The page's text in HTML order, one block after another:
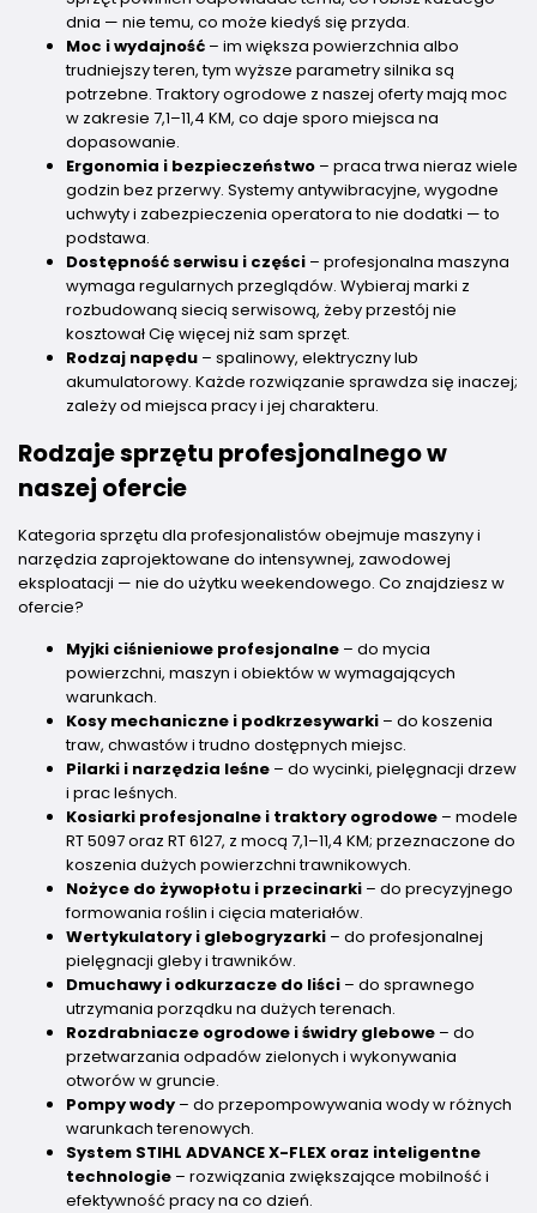
dnia — nie temu, co może kiedyś się przyda.
Moc i wydajność – im większa powierzchnia albo
trudniejszy teren, tym wyższe parametry silnika są
potrzebne. Traktory ogrodowe z naszej oferty mają moc
w zakresie 7,1–11,4 KM, co daje sporo miejsca na
dopasowanie.
Ergonomia i bezpieczeństwo – praca trwa nieraz wiele
godzin bez przerwy. Systemy antywibracyjne, wygodne
uchwyty i zabezpieczenia operatora to nie dodatki — to
podstawa.
Dostępność serwisu i części – profesjonalna maszyna
wymaga regularnych przeglądów. Wybieraj marki z
rozbudowaną siecią serwisową, żeby przestój nie
kosztował Cię więcej niż sam sprzęt.
Rodzaj napędu – spalinowy, elektryczny lub
akumulatorowy. Każde rozwiązanie sprawdza się inaczej;
zależy od miejsca pracy i jej charakteru.
Rodzaje sprzętu profesjonalnego w
naszej ofercie
Kategoria sprzętu dla profesjonalistów obejmuje maszyny i
narzędzia zaprojektowane do intensywnej, zawodowej
eksploatacji — nie do użytku weekendowego. Co znajdziesz w
ofercie?
Myjki ciśnieniowe profesjonalne – do mycia
powierzchni, maszyn i obiektów w wymagających
warunkach.
Kosy mechaniczne i podkrzesywarki – do koszenia
traw, chwastów i trudno dostępnych miejsc.
Pilarki i narzędzia leśne – do wycinki, pielęgnacji drzew
i prac leśnych.
Kosiarki profesjonalne i traktory ogrodowe – modele
RT 5097 oraz RT 6127, z mocą 7,1–11,4 KM; przeznaczone do
koszenia dużych powierzchni trawnikowych.
Nożyce do żywopłotu i przecinarki – do precyzyjnego
formowania roślin i cięcia materiałów.
Wertykulatory i glebogryzarki – do profesjonalnej
pielęgnacji gleby i trawników.
Dmuchawy i odkurzacze do liści – do sprawnego
utrzymania porządku na dużych terenach.
Rozdrabniacze ogrodowe i świdry glebowe – do
przetwarzania odpadów zielonych i wykonywania
otworów w gruncie.
Pompy wody – do przepompowywania wody w różnych
warunkach terenowych.
System STIHL ADVANCE X-FLEX oraz inteligentne
technologie – rozwiązania zwiększające mobilność i
efektywność pracy na co dzień.